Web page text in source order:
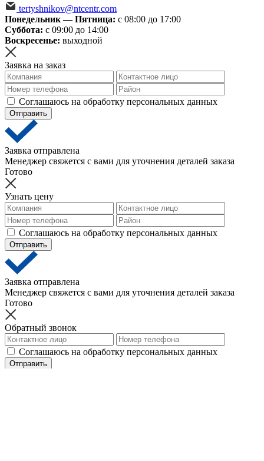
tertyshnikov@ntcentr.com
Понедельник — Пятница: с 08:00 до 17:00
Суббота: с 09:00 до 14:00
Воскресенье: выходной
Заявка на заказ
Соглашаюсь на обработку персональных данных
Отправить
Заявка отправлена
Менеджер свяжется с вами для уточнения деталей заказа
Готово
Узнать цену
Соглашаюсь на обработку персональных данных
Отправить
Заявка отправлена
Менеджер свяжется с вами для уточнения деталей заказа
Готово
Обратный звонок
Соглашаюсь на обработку персональных данных
Отправить